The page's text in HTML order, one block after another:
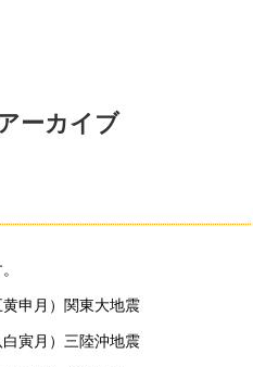
ーカイブ
申月）関東大地震
寅月）三陸沖地震